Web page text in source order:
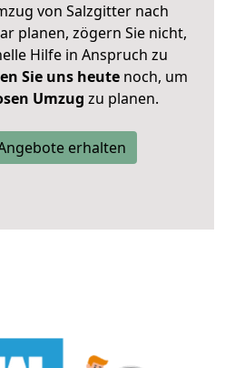
von Salzgitter nach
planen, zögern Sie nicht,
Hilfe in Anspruch zu
Sie uns heutenoch, um
Umzug zu planen.
erhalten